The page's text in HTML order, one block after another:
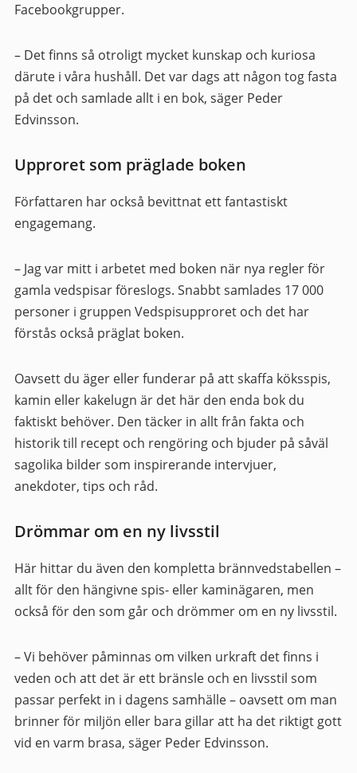
Facebookgrupper.
– Det finns så otroligt mycket kunskap och kuriosa
därute i våra hushåll. Det var dags att någon tog fasta
på det och samlade allt i en bok, säger Peder
Edvinsson.
Upproret som präglade boken
Författaren har också bevittnat ett fantastiskt
engagemang.
– Jag var mitt i arbetet med boken när nya regler för
gamla vedspisar föreslogs. Snabbt samlades 17 000
personer i gruppen Vedspisupproret och det har
förstås också präglat boken.
Oavsett du äger eller funderar på att skaffa köksspis,
kamin eller kakelugn är det här den enda bok du
faktiskt behöver. Den täcker in allt från fakta och
historik till recept och rengöring och bjuder på såväl
sagolika bilder som inspirerande intervjuer,
anekdoter, tips och råd.
Drömmar om en ny livsstil
Här hittar du även den kompletta brännvedstabellen –
allt för den hängivne spis- eller kaminägaren, men
också för den som går och drömmer om en ny livsstil.
– Vi behöver påminnas om vilken urkraft det finns i
veden och att det är ett bränsle och en livsstil som
passar perfekt in i dagens samhälle – oavsett om man
brinner för miljön eller bara gillar att ha det riktigt gott
vid en varm brasa, säger Peder Edvinsson.